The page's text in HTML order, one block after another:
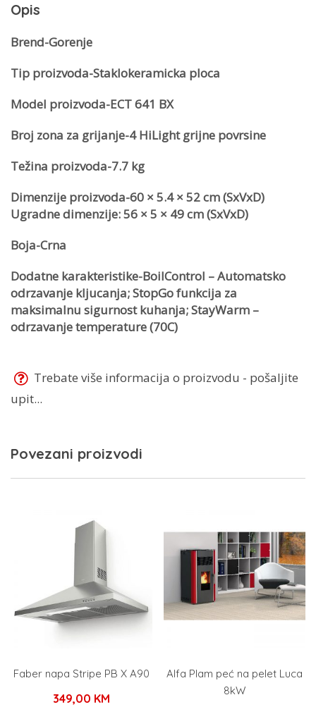
količina
Opis
Brend-Gorenje
Tip proizvoda-Staklokeramicka ploca
Model proizvoda-ECT 641 BX
Broj zona za grijanje-4 HiLight grijne povrsine
Težina proizvoda-7.7 kg
Dimenzije proizvoda-60 × 5.4 × 52 cm (SxVxD)
Ugradne dimenzije: 56 × 5 × 49 cm (SxVxD)
Boja-Crna
Dodatne karakteristike-BoilControl – Automatsko
odrzavanje kljucanja; StopGo funkcija za
maksimalnu sigurnost kuhanja; StayWarm –
odrzavanje temperature (70C)
Trebate više informacija o proizvodu - pošaljite
upit...
Povezani proizvodi
Faber napa Stripe PB X A90
349,00 KM
Alfa Plam peć na pelet Luca
8kW